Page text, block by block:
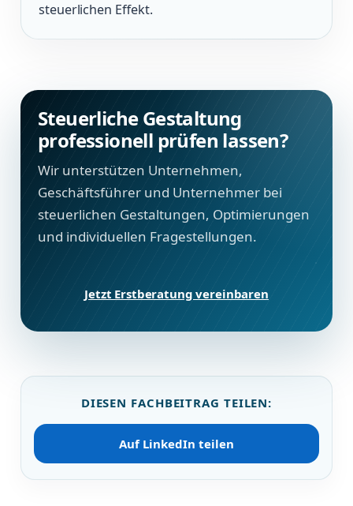
steuerlichen Effekt.
Steuerliche Gestaltung
professionell prüfen lassen?
Wir unterstützen Unternehmen,
Geschäftsführer und Unternehmer bei
steuerlichen Gestaltungen, Optimierungen
und individuellen Fragestellungen.
Jetzt Erstberatung vereinbaren
DIESEN FACHBEITRAG TEILEN:
Auf LinkedIn teilen